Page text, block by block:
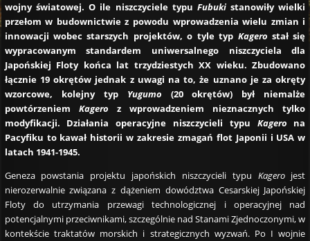
wojny światowej. O ile niszczyciele typu Fubukistanowiły wielki
przełom w budownictwie z powodu wprowadzenia wielu zmian i
innowacji wobec starszych projektów, o tyle typ Kagero stał się
wypracowanym standardem uniwersalnego niszczyciela dla
Japońskiej Floty końca lat trzydziestych XX wieku. Zbudowano
łącznie 19 okrętów jednak z uwagi na to, że uznano je za okręty
wzorcowe, kolejny typ Yugumo (20 okrętów) był niemalże
powtórzeniem Kagero z wprowadzeniem nieznacznych tylko
modyfikacji. Działania operacyjne niszczycieli typu Kagero na
Pacyfiku to kawał historii w zakresie zmagań flot Japonii i USA w
latach 1941-1945.
Geneza powstania projektu japońskich niszczycieli typu Kagerojest
nierozerwalnie związana z dążeniem dowództwa Cesarskiej Japońskiej
Floty do utrzymania przewagi technologicznej i operacyjnej nad
potencjalnymi przeciwnikami, szczególnie nad Stanami Zjednoczonymi, w
kontekście traktatów morskich i strategicznych wyzwań. Po I wojnie